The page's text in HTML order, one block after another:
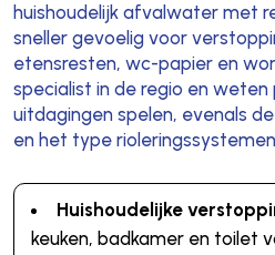
huishoudelijk afvalwater met
sneller gevoelig voor
etensresten, wc-papier en
specialist in de regio en weten
uitdagingen spelen, evenals
en het type
Huishoudelijke
keuken, badkamer en toilet